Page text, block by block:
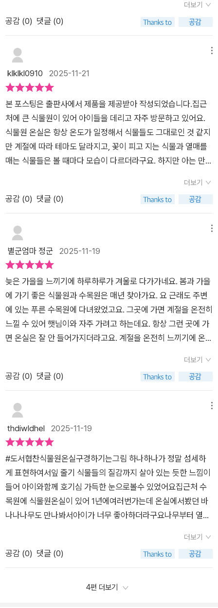
을 주었고, 한 걸음 옮길 때마다 새로운 식물이 등장해 발걸음이
계속 멈춰질 만큼 신기함이 가득했습니다. 마쓰오카 다쓰히데
날의 온실 풍경이 포개지듯 떠오릅니다. 책 속에서 만나는 여러
식물들을 보며, 서울대공원 온실에서 실제로 마주쳤던 장면들이
하나둘 되살아났습니다. 바나나나 망고처럼 익숙한 과일나무부
서 봤던 생생한 장면들이 글과 함께 펼쳐지는 듯했습니다. 평소
잘 알지 못했던 식물의 모습이나 생태적 특징을 책을 통해 다시
확인하니, 그때의 관찰이 더 깊어지고 이해의 폭도 넓어지는 느낌
이었습니다. 무엇보다 아이가 할아버지, 할머니의 손을 잡고 온
실을 거닐며 식물원 선생님께 이것저것 호기심 가득한 질문을 던
지던 모습이 특히 기억에 남습니다. 아이 역시 책을 읽는 동안 그
날의 습도와 향기, 온실 속 은은한 빛까지 자연스레 떠올리며 식
을 다시 한 번 할 수 있었습니다. [출판사로부터 도서 협찬을 받
았고 본인의 주관적인 견해에 의하여 작성함]
더보기
공감 (0) 댓글 (0)
klklkl0910 2025-11-21
본 포스팅은 출판사에서 제품을 제공받아 작성되었습니다.집근
처에 큰 식물원이 있어 아이들을 데리고 자주 방문하고 있어요.
식물원 온실은 항상 온도가 일정해서 식물들도 그대로인 것 같지
만 계절에 따라 테마도 달라지고, 꽃이 피고 지는 식물과 열매를
매는 식물들은 볼 때마다 모습이 다르더라구요. 하지만 아는 만큼
가워하게 되요. 식물원 선생님의 설명을 들으며 온실을 따라가다
보면 이해가 더 쏙쏙 되겠지요? 기존에 보던 식물들도 이 책을 읽
기 전과 후가 달리보일거라는 기대를 가지고 아이와 읽어보았어
요.저희도 식물원에 가면 꼭 찾는 열매 중 하나가 바나나예요. 높
은 곳에 열매가 달려 있어 스카이워크를 걸을 때 발견할 수 있답
니다. 자주색 꽃의 암꽃부분이 성장해 열매가 된다는 사실을 알고
애플, 코코넛처럼 열매가 달리는 나무들에 대해 많이 소개하고 있
어요. 식물원에선 잘 익은 열매와 그 속까지 들여다보긴 힘든데
요. 책에선 열매에 대해서도 세세히 알려주어 아이와 이야깃거리
가 더 풍부해졌어요.마침 아모르포팔루스 티타눔의 꽃이 피어 있
어요!몇 년에 한 번 이틀밖에 피지 않는 꽃인데 이 소녀는 운이 참
좋네요~꽃잎이 벌어지면서 고약한 냄새를 풍겨 벌레를 불어들여
'시체꽃'이라고도 불린답니다.책의 앞부분에서 식물원 입장권을
ㅎ이 책을 보고나니 식물원에 있던 거대한 꽃 모형이 눈에 들어왔
어요!첫째가 '어, 시체꽃이다!'라고 하더라구요. 몇 년에 한 번 이
틀밖에 피지 않는 꽃이고, 냄새까지 고약하니 모형으로 해놓을 수
밖에 없겠지요?ㅎㅎ​역시 아는 만큼 보이네요! 식물원 방문하기
전 아이와 꼭 같이 읽어 보시길 바래요^-^
더보기
공감 (0) 댓글 (0)
별군엄마 정군 2025-11-19
늦은 가을을 느끼기에 하루하루가 겨울로 다가가네요. 봄과 가을
에 가기 좋은 식물원과 수목원은 매년 찾아가요. 요 근래도 주변
에 있는 푸른 수목원에 다녀왔었고요. 그곳에 가면 계절을 온전히
느낄 수 있어 햇님이와 자주 가려고 하는데요. 항상 그런 곳에 가
면 온실은 잘 안 들어가지더라고요. 계절을 온전히 느끼기에 온실
없고 책에서나 볼 법한 식물들이 즐비해서 신기하지만 온실을 들
어간 건 작년 겨울 서울숲에 있던 온실이었던 것 같네요. 식물원
의 온실을 다녀온 것 같은 느낌을 주는 책을 읽어보려 합니다. 진
선아이 출판사의 '식물원 온실 구경하기' 책입니다. 할아버지, 할
그림책의 대가 인 마쓰오카 다쓰히데의 새 그림책을 시작할게요.
뜻함을 알 수 있겠죠? 식물원 선생님이 바나나에 대해 알려주십
니다. 과일이 열리는 열대 식물 중 바나나 열매를 설명해 주십니
다. 우리가 달콤하고 맛있게 먹는 망고도 따뜻한 곳에 사는 식물
이에요. 열대 지방에서는 여러 종류의 망고가 재배되고 있데요.
우리가 알고 있는 망고보다 색깔이 다양하네요. 햇님이가 가장 관
심 있게 본 벌레를 먹는 식물 식충식물이에요. 식충식물에 관해서
는 자연관찰 책에서 여러 번 보았어요. 동네 꽃 가게도 여름이면
에서 봤던 수련도 보이네요. 엄청 넓은 잎을 가졌던 빅토리아 수
더보기
공감 (0) 댓글 (0)
thdiwldhel 2025-11-19
#도서협찬식물원온실구경하기는그림 하나하나가 정말 섬세하
게 표현하여서잎 줄기 식물들의 질감까지 살아 있는 듯한 느낌이
들어 아이와함께 호기심 가득한 눈으로볼수 있었어요집근처 수
목원에 식물원온실이 있어 1년에여러번가는데 온실에서봤던 바
나나나무도 만나봐서아이가 너무 좋아하더라구요나무부터 열매
무에대해 자세히 알아볼수 있어 식물의 특징을 배울수 있어 좋아
요온실을 보면서 지난 봄 다녀왔던 식물원온실의추억을 다시 떠
세히 알아볼수있어 좋았고식물원온실구경하기를 통해 온실 속을
더보기
공감 (0) 댓글 (0)
4편 더보기